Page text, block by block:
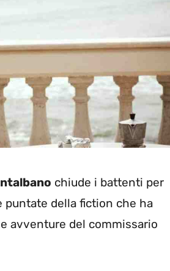
chiude i battenti per
puntate della fiction che ha
avventure del commissario